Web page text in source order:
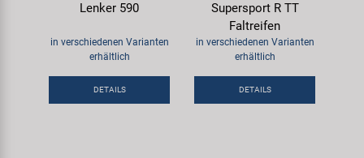
Lenker 590
in verschiedenen Varianten
erhältlich
DETAILS
Supersport R TT
Faltreifen
in verschiedenen Varianten
erhältlich
DETAILS